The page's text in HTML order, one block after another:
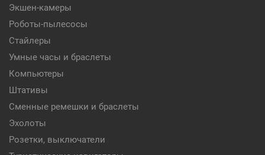
Экшен-камеры
Роботы-пылесосы
Стайлеры
Умные часы и браслеты
Компьютеры
Штативы
Сменные ремешки и браслеты
Эхолоты
Розетки, выключатели